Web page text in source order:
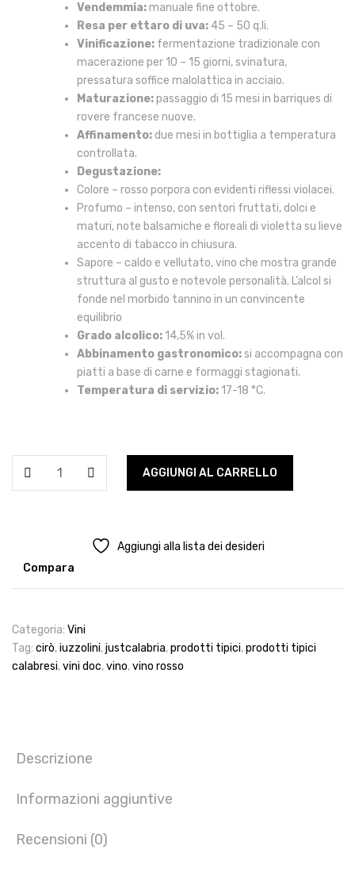
Vendemmia:manuale fine ottobre.
Resa per ettaro di uva: 45 – 50 q.li.
Vinificazione: fermentazione tradizionale con
macerazione per 10 – 15 giorni, svinatura,
pressatura soffice malolattica in acciaio.
Maturazione:passaggio di 15 mesi in barriques di
rovere francese nuove.
Affinamento: due mesi in bottiglia a temperatura
controllata.
Degustazione:
Colore – rosso porpora con evidenti riflessi violacei.
Profumo – intenso, con sentori fruttati, dolci e
maturi, note balsamiche e floreali di violetta su lieve
accento di tabacco in chiusura.
Sapore – caldo e vellutato, vino che mostra grande
struttura al gusto e notevole personalità. L’alcol si
fonde nel morbido tannino in un convincente
equilibrio
Grado alcolico: 14,5% in vol.
Abbinamento gastronomico:si accompagna con
piatti a base di carne e formaggi stagionati.
Temperatura di servizio: 17-18 °C.
Cirò
AGGIUNGI AL CARRELLO
Aggiungi alla lista dei desideri
Compara
Categoria: Vini
Tag: cirò,iuzzolini,justcalabria,prodotti tipici,prodotti tipici
calabresi,vini doc,vino,vino rosso
Descrizione
Informazioni aggiuntive
Recensioni (0)